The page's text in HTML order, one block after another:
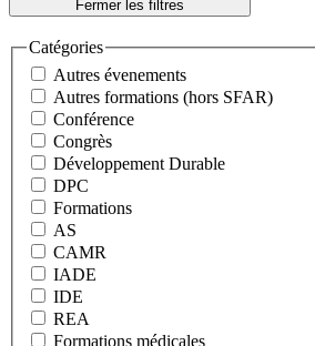
Fermer les filtres
Catégories
Autres évenements
Autres formations (hors SFAR)
Conférence
Congrès
Développement Durable
DPC
Formations
AS
CAMR
IADE
IDE
REA
Formations médicales